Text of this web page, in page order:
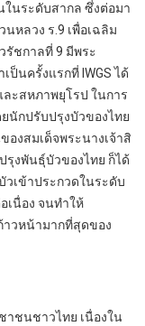
ในระดับสากล ซึ่งต่อมา
หลวง ร.9 เพื่อเฉลิม
รัชกาลที่ 9 มีพระ
ป็นครั้งแรกที่ IWGS ได้
ะสหภาพยุโรป ในการ
นักปรับปรุงบัวของไทย
องสมเด็จพระนางเจ้าสิ
งพันธ์ุบัวของไทย ก็ได้
เข้าประกวดในระดับ
เนื่อง จนทําให้
าวหน้ามากที่สุดของ
าชนชาวไทย เนื่องใน